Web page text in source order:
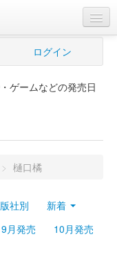
ログイン
ゲームなどの発売日
> 樋口橘
社別
新着
9月発売 10月発売